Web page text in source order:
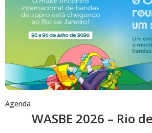
Agenda
WASBE 2026 – Rio